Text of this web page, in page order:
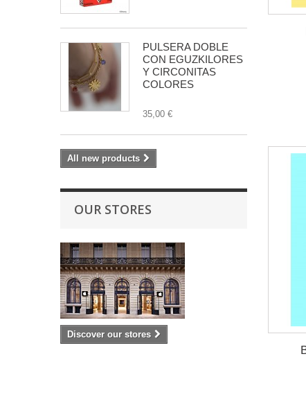
PULSERA DOBLE
CON EGUZKILORES
Y CIRCONITAS
COLORES
35,00 €
All new products
OUR STORES
Discover our stores